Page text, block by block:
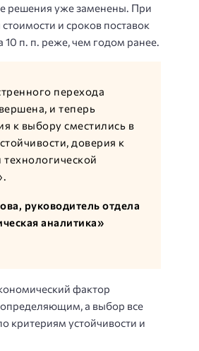
решения уже заменены. При
и сроков поставок
п. п. реже, чем годом ранее.
перехода
и теперь
к выбору сместились в
доверия к
технологической
руководитель отдела
аналитика»
фактор
определяющим, а выбор все
критериям устойчивости и